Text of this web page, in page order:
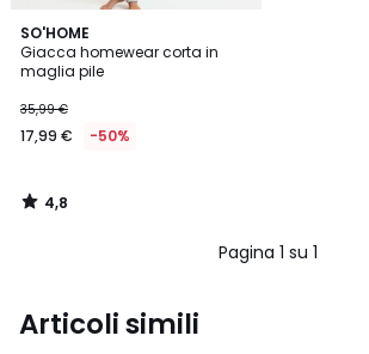
SO'HOME
Giacca homewear corta in
maglia pile
35,99 €
17,99 € -50%
4,8
/ 5
4,8
/
Pagina 1 su 1
Articoli simili